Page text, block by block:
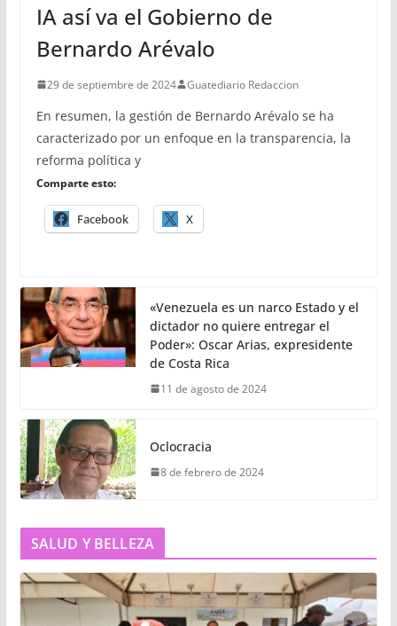
IA así va el Gobierno de
Bernardo Arévalo
29 de septiembre de 2024 Guatediario Redaccion
En resumen, la gestión de Bernardo Arévalo se ha
caracterizado por un enfoque en la transparencia, la
reforma política y
Comparte esto:
Facebook X
«Venezuela es un narco Estado y el
dictador no quiere entregar el
Poder»: Oscar Arias, expresidente
de Costa Rica
11 de agosto de 2024
Oclocracia
8 de febrero de 2024
SALUD Y BELLEZA